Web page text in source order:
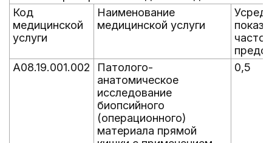
Код
медицинской
услуги
Наименование
медицинской услуги
A08.19.001.002
Патолого-
анатомическое
исследование
биопсийного
(операционного)
материала прямой
0,5